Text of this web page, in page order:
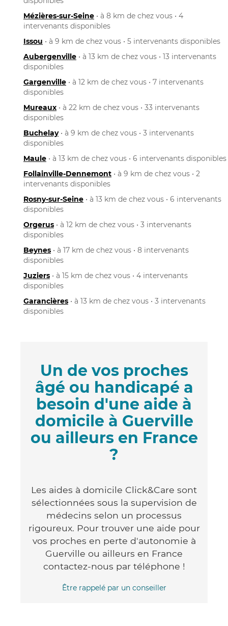
Mézières-sur-Seine • à 8 km de chez vous • 4
intervenants disponibles
Issou • à 9 km de chez vous • 5 intervenants disponibles
Aubergenville • à 13 km de chez vous • 13 intervenants
disponibles
Gargenville • à 12 km de chez vous • 7 intervenants
disponibles
Mureaux • à 22 km de chez vous • 33 intervenants
disponibles
Buchelay• à 9 km de chez vous • 3 intervenants
disponibles
Maule • à 13 km de chez vous • 6 intervenants disponibles
Follainville-Dennemont • à 9 km de chez vous • 2
intervenants disponibles
Rosny-sur-Seine • à 13 km de chez vous • 6 intervenants
disponibles
Orgerus • à 12 km de chez vous • 3 intervenants
disponibles
Beynes • à 17 km de chez vous • 8 intervenants
disponibles
Juziers • à 15 km de chez vous • 4 intervenants
disponibles
Garancières • à 13 km de chez vous • 3 intervenants
disponibles
Un de vos proches
âgé ou handicapé a
besoin d'une aide à
domicile à Guerville
ou ailleurs en France
?
Les aides à domicile Click&Care sont
sélectionnées sous la supervision de
médecins selon un processus
rigoureux. Pour trouver une aide pour
vos proches en perte d'autonomie à
Guerville ou ailleurs en France
contactez-nous par téléphone !
Être rappelé par un conseiller